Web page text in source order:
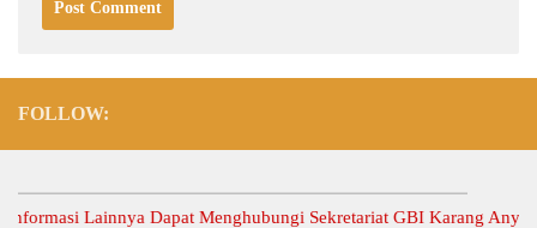
FOLLOW:
Lainnya Dapat Menghubungi Sekretariat GBI Karang Anyar.